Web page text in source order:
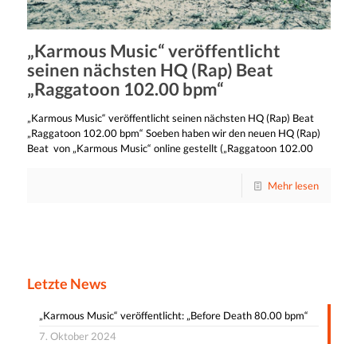
„Karmous Music“ veröffentlicht
seinen nächsten HQ (Rap) Beat
„Raggatoon 102.00 bpm“
„Karmous Music“ veröffentlicht seinen nächsten HQ (Rap) Beat
„Raggatoon 102.00 bpm“ Soeben haben wir den neuen HQ (Rap)
Beat von „Karmous Music“ online gestellt („Raggatoon 102.00
Mehr lesen
Letzte News
„Karmous Music“ veröffentlicht: „Before Death 80.00 bpm“
7. Oktober 2024